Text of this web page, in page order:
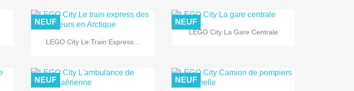
 Aperçu rapide
LEGO City Le Train Express...
NEUF
 Aperçu rapide
LEGO City La Gare Centrale
NEUF
NEUF NEUF